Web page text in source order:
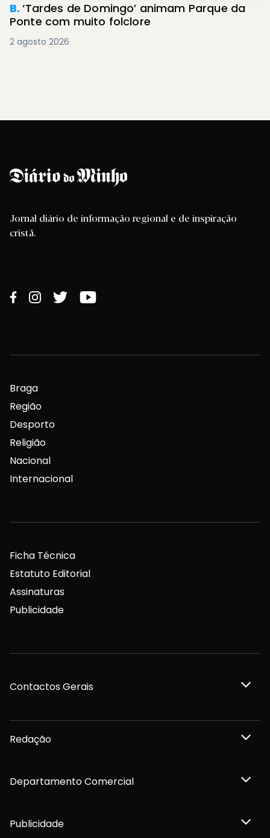
B.‘Tardes de Domingo’ animam Parque da
Ponte com muito folclore
2 agosto 2026
Jornal diário de informação regional e de inspiração
cristã.
Braga
Região
Desporto
Religião
Nacional
Internacional
Ficha Técnica
Estatuto Editorial
Assinaturas
Publicidade
Contactos Gerais
Redação
Departamento Comercial
Publicidade